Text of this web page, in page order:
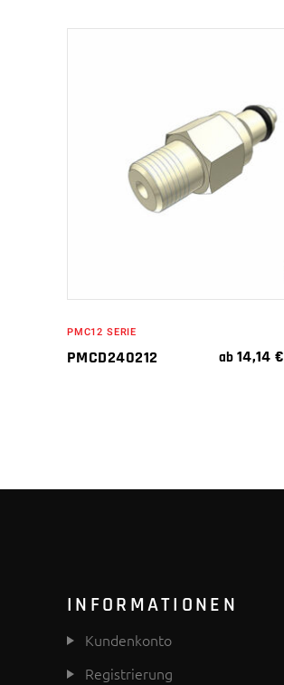
IN DEN WARENKORB
PMC12 SERIE
PMCD240212 ab 14,14€
INFORMATIONEN
Kundenkonto
Registrierung